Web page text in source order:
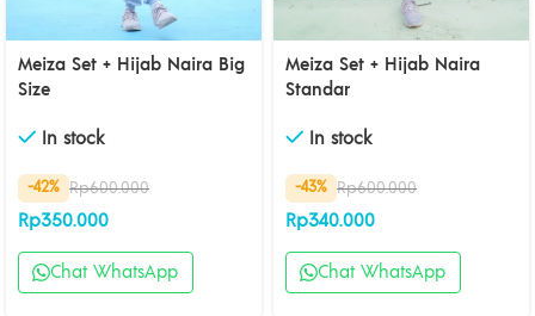
Meiza Set + Hijab Naira Big
Size
In stock
-42% Rp600.000
Rp350.000
Chat WhatsApp
Meiza Set + Hijab Naira
Standar
In stock
-43% Rp600.000
Rp340.000
Chat WhatsApp